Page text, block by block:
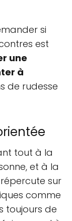
si
est
une
à
de rudesse
tout à la
et à la
sur
comme
toujours de